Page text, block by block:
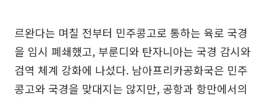
르완다는 며칠 전부터 민주콩고로 통하는 육로 국경
을 임시 폐쇄했고, 부룬디와 탄자니아는 국경 감시와
검역 체계 강화에 나섰다. 남아프리카공화국은 민주
콩고와 국경을 맞대지는 않지만, 공항과 항만에서의